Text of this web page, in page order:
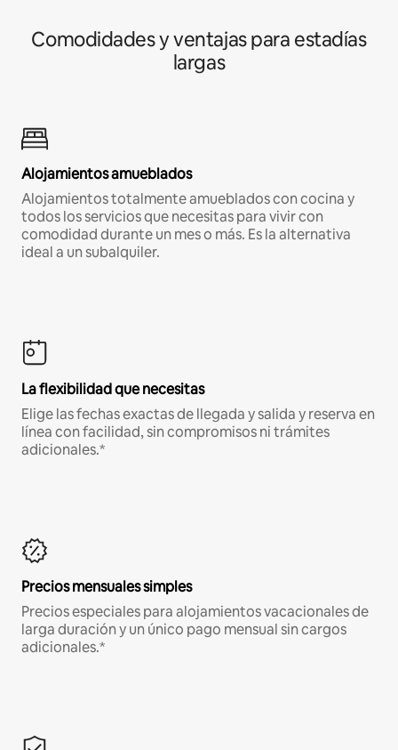
Comodidades y ventajas para estadías
largas
Alojamientos amueblados
Alojamientos totalmente amueblados con cocina y
todos los servicios que necesitas para vivir con
comodidad durante un mes o más. Es la alternativa
ideal a un subalquiler.
La flexibilidad que necesitas
Elige las fechas exactas de llegada y salida y reserva en
línea con facilidad, sin compromisos ni trámites
adicionales.*
Precios mensuales simples
Precios especiales para alojamientos vacacionales de
larga duración y un único pago mensual sin cargos
adicionales.*